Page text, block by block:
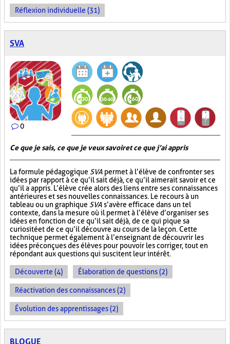
Réflexion individuelle (31)
SVA
0
Ce que je sais, ce que je veux savoir et ce que j’ai appris
La formule pédagogique SVA permet à l’élève de confronter ses
idées par rapport à ce qu’il sait déjà, ce qu’il aimerait savoir et ce
qu’il a appris. L’élève crée alors des liens entre ses connaissances
antérieures et ses nouvelles connaissances. Le recours à un
tableau ou un graphique SVA s’avère efficace dans un tel
contexte, dans la mesure où il permet à l’élève d’organiser ses
idées en fonction de ce qu’il sait déjà, de ce qui pique sa
curiosité et de ce qu’il découvre au cours de la leçon. Cette
technique permet également à l’enseignant de découvrir les
idées préconçues des élèves pour pouvoir les corriger, tout en
répondant aux questions qui suscitent leur intérêt.
Découverte (4) Élaboration de questions (2)
Réactivation des connaissances (2)
Évolution des apprentissages (2)
BLOGUE